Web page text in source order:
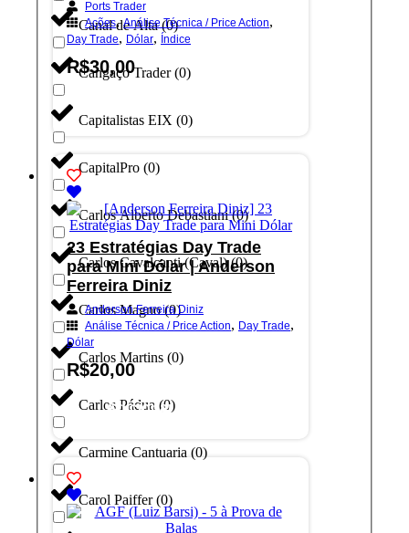
Canal de Alta(0)
Cangaço Trader(0)
Capitalistas EIX (0)
CapitalPro (0)
Carlos Alberto Debastiani(0)
Carlos Cavalcanti (Caval)(0)
Carlos Magno(0)
Carlos Martins (0)
Carlos Pádua (0)
Carmine Cantuaria (0)
Carol Paiffer(0)
Ports Trader
Ações,Análise Técnica / Price Action,
Day Trade, Dólar, Índice
R$30,00
23 Estratégias Day Trade
para Mini Dólar | Anderson
Ferreira Diniz
Anderson Ferreira Diniz
Análise Técnica / Price Action, Day Trade,
Dólar
R$20,00
Adicionar ao carrinho